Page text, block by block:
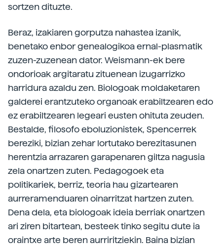
sortzen dituzte.
Beraz, izakiaren gorputza nahastea izanik,
benetako enbor genealogikoa ernal-plasmatik
zuzen-zuzenean dator. Weismann-ek bere
ondorioak argitaratu zituenean izugarrizko
harridura azaldu zen. Biologoak moldaketaren
galderei erantzuteko organoak erabiltzearen edo
ez erabiltzearen legeari eusten ohituta zeuden.
Bestalde, filosofo eboluzionistek, Spencerrek
bereziki, bizian zehar lortutako berezitasunen
herentzia arrazaren garapenaren giltza nagusia
zela onartzen zuten. Pedagogoek eta
politikariek, berriz, teoria hau gizartearen
aurreramenduaren oinarritzat hartzen zuten.
Dena dela, eta biologoak ideia berriak onartzen
ari ziren bitartean, besteek tinko segitu dute ia
oraintxe arte beren aurriritziekin. Baina bizian